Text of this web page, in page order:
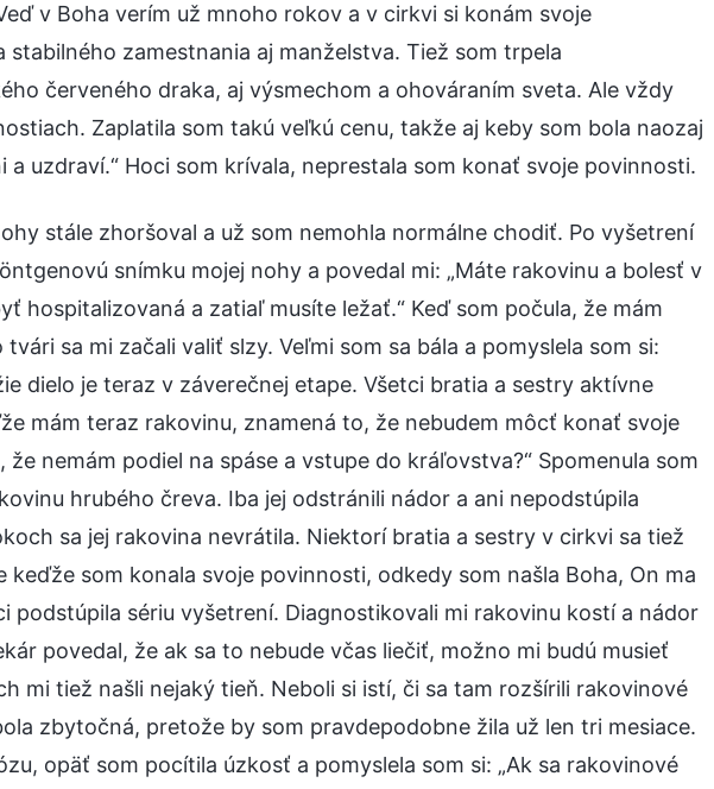
v Boha verím už mnoho rokov a v cirkvi si konám svoje
zamestnania aj manželstva. Tiež som trpela
červeného draka, aj výsmechom a ohováraním sveta. Ale vždy
Zaplatila som takú veľkú cenu, takže aj keby som bola naozaj
a uzdraví.“ Hoci som krívala, neprestala som konať svoje povinnosti.
stále zhoršoval a už som nemohla normálne chodiť. Po vyšetrení
snímku mojej nohy a povedal mi: „Máte rakovinu a bolesť v
hospitalizovaná a zatiaľ musíte ležať.“ Keď som počula, že mám
sa mi začali valiť slzy. Veľmi som sa bála a pomyslela som si:
dielo je teraz v záverečnej etape. Všetci bratia a sestry aktívne
mám teraz rakovinu, znamená to, že nebudem môcť konať svoje
nemám podiel na spáse a vstupe do kráľovstva?“ Spomenula som
hrubého čreva. Iba jej odstránili nádor a ani nepodstúpila
sa jej rakovina nevrátila. Niektorí bratia a sestry v cirkvi sa tiež
keďže som konala svoje povinnosti, odkedy som našla Boha, On ma
podstúpila sériu vyšetrení. Diagnostikovali mi rakovinu kostí a nádor
povedal, že ak sa to nebude včas liečiť, možno mi budú musieť
mi tiež našli nejaký tieň. Neboli si istí, či sa tam rozšírili rakovinové
zbytočná, pretože by som pravdepodobne žila už len tri mesiace.
opäť som pocítila úzkosť a pomyslela som si: „Ak sa rakovinové